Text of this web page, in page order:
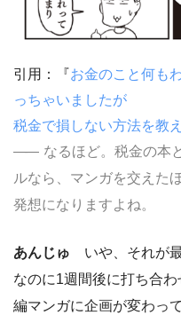
引用：『お金のこと何も
っちゃいましたが
税金で損しない方法を教
なるほど。税金の本
ルなら、マンガを交えた
発想になりますよね。
あんじゅ いや、それが
なのに1週間後に打ち合
編マンガに企画が変わっ